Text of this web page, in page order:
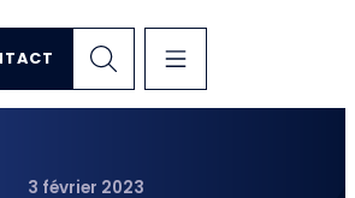
3 février 2023